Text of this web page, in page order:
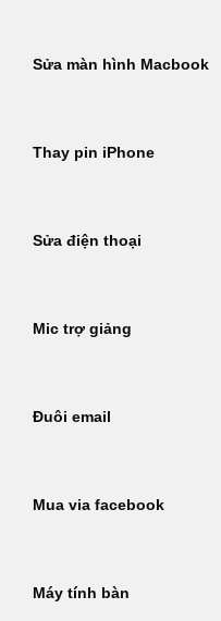
Sửa màn hình Macbook
Thay pin iPhone
Sửa điện thoại
Mic trợ giảng
Đuôi email
Mua via facebook
Máy tính bàn